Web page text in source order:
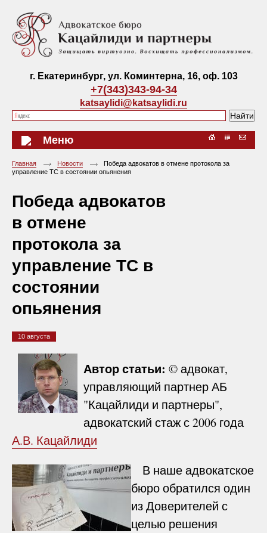
г. Екатеринбург, ул. Коминтерна, 16, оф. 103
+7(343)343-94-34
katsaylidi@katsaylidi.ru
Меню
Главная Новости
Победа адвокатов в отмене протокола за
управление ТС в состоянии опьянения
Победа адвокатов
в отмене
протокола за
управление ТС в
состоянии
опьянения
10 августа
Автор статьи: © адвокат,
управляющий партнер АБ
"Кацайлиди и партнеры",
адвокатский стаж с 2006 года
А.В. Кацайлиди
В наше адвокатское
бюро обратился один
из Доверителей с
целью решения